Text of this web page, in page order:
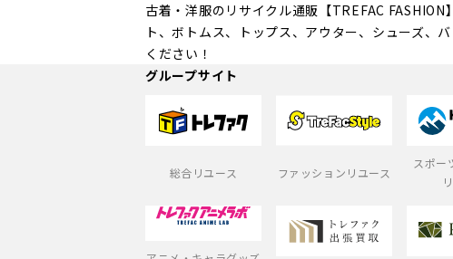
古着・洋服のリサイクル通販【TREFAC
ト、ボトムス、トップス、アウター、シューズ、
ください！
グループサイト
総合リユース ファッションリユース
スポー